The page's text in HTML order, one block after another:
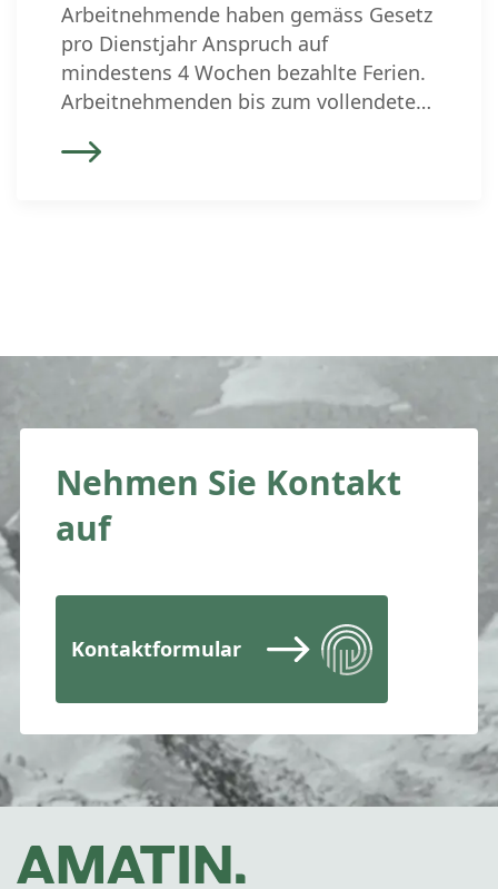
Arbeitnehmende haben gemäss Gesetz
pro Dienstjahr Anspruch auf
mindestens 4 Wochen bezahlte Ferien.
Arbeitnehmenden bis zum vollendeten
bezahlte Ferien zu. Der nachfolgende
Arbeitgebenden greifen. Die
Festlegung des […]
Nehmen Sie Kontakt
auf
Kontaktformular